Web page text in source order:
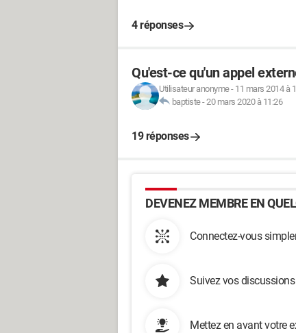
4 réponses
Qu'est-ce qu'un appel
Utilisateur anonyme- 11 mars 2014 à
baptiste-20 mars 2020 à 11:26
19 réponses
DEVENEZ MEMBRE EN
Connectez-vous
Suivez vos
Mettez en avant votre